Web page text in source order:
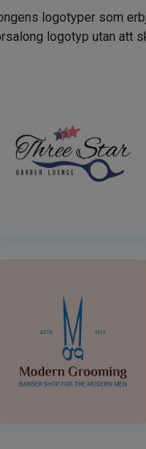
logotyper som
logotyp utan att